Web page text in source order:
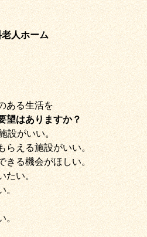
人ホーム
ある生活を
望はありますか？
設がいい。
らえる施設がいい。
きる機会がほしい。
たい。
。
。